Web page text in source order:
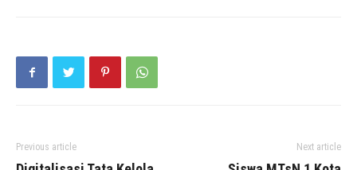
Previous article Next article